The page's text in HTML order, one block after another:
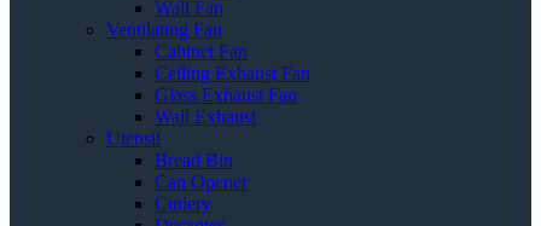
Wall Fan
Ventilating Fan
Cabinet Fan
Ceiling Exhaust Fan
Glass Exhaust Fan
Wall Exhaust
Utensil
Bread Bin
Can Opener
Cutlery